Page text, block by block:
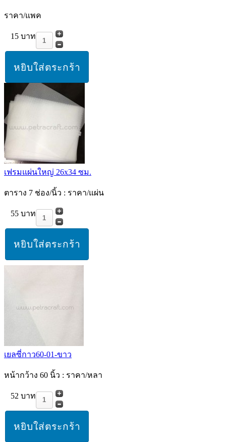
ราคา/แพค
15 บาท
เฟรมแผ่นใหญ่ 26x34 ซม.
ตาราง 7 ช่อง/นิ้ว : ราคา/แผ่น
55 บาท
เยลซี่กาว60-01-ขาว
หน้ากว้าง 60 นิ้ว : ราคา/หลา
52 บาท